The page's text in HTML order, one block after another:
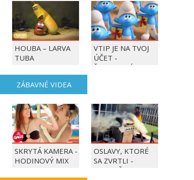
HOUBA – LARVA
TUBA
VTIP JE NA TVOJ
ÚČET -
ŠMOULOVÉ
ZÁBAVNÉ VIDEA
SKRYTÁ KAMERA -
HODINOVÝ MIX
OSLAVY, KTORÉ
SA ZVRTLI -
NAJLEPŠIE